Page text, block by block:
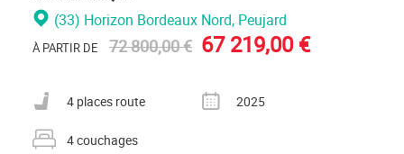
(33) Horizon Bordeaux Nord, Peujard
À PARTIR DE 72 800,00 € 67 219,00 €
Nombre de places carte grise
4 places route
Année
2025
Nombre de couchages
4 couchages